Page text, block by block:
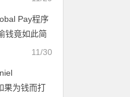
Pay程序
钱竟如此简
高额玩家11/30
果为钱而打